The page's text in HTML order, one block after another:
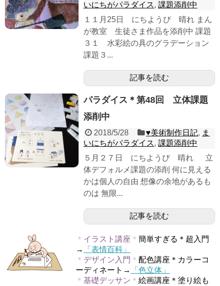
いにちがパラダイス, 課題添削中
１１月25日 にちようび 晴れ まん
が教室 生徒さま作品を添削中 課題
３１ 水彩絵の具のグラデーション
課題３...
記事を読む
パラダイス＊第48回 立体課題
添削中
2018/5/28 ♥︎美術制作日記, ま
いにちがパラダイス, 課題添削中
５月２７日 にちようび 晴れ 立
体デフォルメ課題の添削 何に見える
かは個人の自由 想像の余地があるも
のは 無限...
記事を読む
＊ イラスト講座 ＊ 簡単すぎる＊超入門
→
「表情百科」
＊ デザイン入門 ＊ 配色講座＊カラーコ
ーディネート→
「色立体」
＊ 基礎デッサン ＊ 絵画講座＊塗り絵も